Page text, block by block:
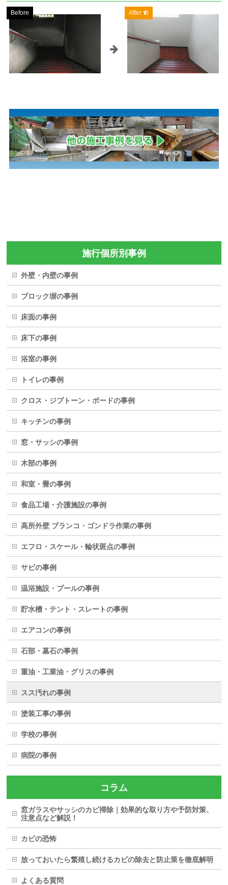
Before After
施行個所別事例
外壁・内壁の事例
ブロック塀の事例
床面の事例
床下の事例
浴室の事例
トイレの事例
クロス・ジプトーン・ボードの事例
キッチンの事例
窓・サッシの事例
木部の事例
和室・畳の事例
食品工場・介護施設の事例
高所外壁 ブランコ・ゴンドラ作業の事例
エフロ・スケール・輪状斑点の事例
サビの事例
温浴施設・プールの事例
貯水槽・テント・スレートの事例
エアコンの事例
石部・墓石の事例
重油・工業油・グリスの事例
スス汚れの事例
塗装工事の事例
学校の事例
病院の事例
コラム
窓ガラスやサッシのカビ掃除｜効果的な取り方や予防対策、
注意点など解説！
カビの恐怖
放っておいたら繁殖し続けるカビの除去と防止策を徹底解明
よくある質問